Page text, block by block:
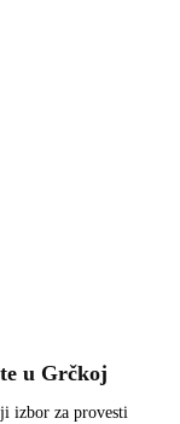
u Grčkoj
izbor za provesti